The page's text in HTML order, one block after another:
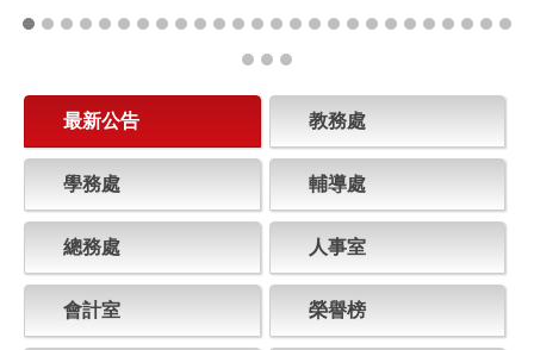
最新公告 教務處
學務處 輔導處
總務處 人事室
會計室 榮譽榜